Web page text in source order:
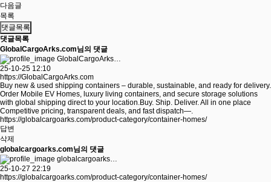
다음글
목록
댓글목록
댓글목록
GlobalCargoArks.com님의 댓글
GlobalCargoArks…
25-10-25 12:10
https://GlobalCargoArks.com
Buy new & used shipping containers – durable, sustainable, and ready for delivery.
Order Mobile EV Homes, luxury living containers, and secure storage solutions
with global shipping direct to your location.Buy. Ship. Deliver. All in one place
Competitive pricing, transparent deals, and fast dispatch—.
https://globalcargoarks.com/product-category/container-homes/
답변
삭제
globalcargoarks.com님의 댓글
globalcargoarks…
25-10-27 22:19
https://globalcargoarks.com/product-category/container-homes/